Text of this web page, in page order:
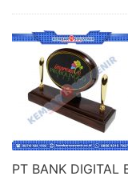
PT BANK